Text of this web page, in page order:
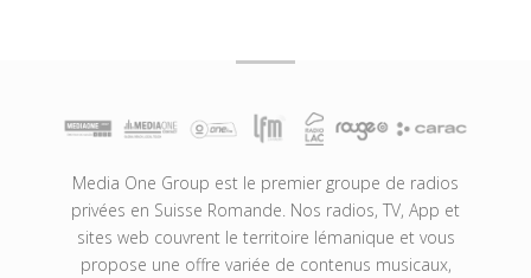
Media One Group est le premier groupe de radios
privées en Suisse Romande. Nos radios, TV, App et
sites web couvrent le territoire lémanique et vous
propose une offre variée de contenus musicaux,